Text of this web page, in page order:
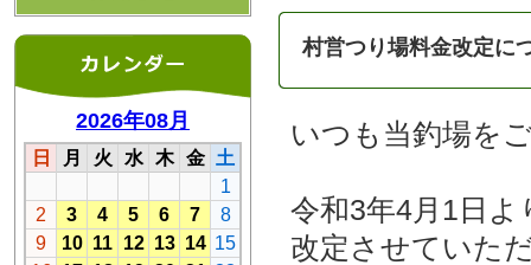
村営つり場料金改定に
いつも当釣場を
令和3年4月1日
改定させていた